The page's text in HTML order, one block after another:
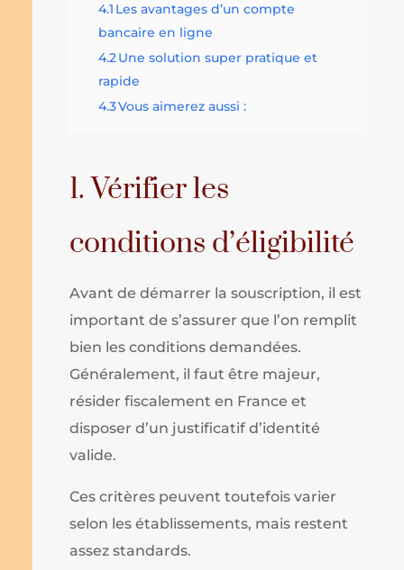
4.1 Les avantages d’un compte
bancaire en ligne
4.2Une solution super pratique et
rapide
4.3Vous aimerez aussi :
1. Vérifier les
conditions d’éligibilité
Avant de démarrer la souscription, il est
important de s’assurer que l’on remplit
bien les conditions demandées.
Généralement, il faut être majeur,
résider fiscalement en France et
disposer d’un justificatif d’identité
valide.
Ces critères peuvent toutefois varier
selon les établissements, mais restent
assez standards.